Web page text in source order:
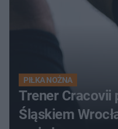
PIŁKA NOŻNA
Trener Cracovii
Śląskiem